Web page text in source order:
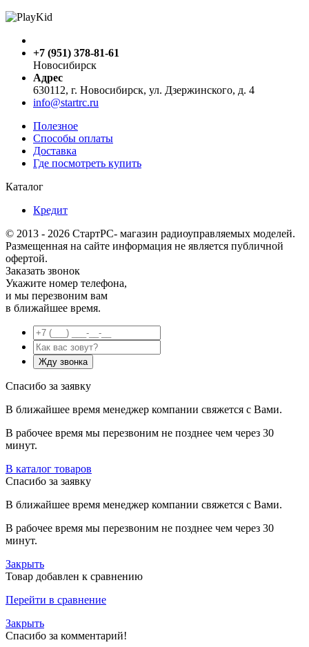
+7 (951) 378-81-61
Новосибирск
Адрес
630112, г. Новосибирск, ул. Дзержинского, д. 4
info@startrc.ru
Полезное
Способы оплаты
Доставка
Где посмотреть купить
Каталог
Кредит
© 2013 - 2026 СтартРС- магазин радиоуправляемых моделей.
Размещенная на сайте информация не является публичной
офертой.
Заказать звонок
Укажите номер телефона,
и мы перезвоним вам
в ближайшее время.
Спасибо за заявку
В ближайшее время менеджер компании свяжется с Вами.
В рабочее время мы перезвоним не позднее чем через 30
минут.
В каталог товаров
Спасибо за заявку
В ближайшее время менеджер компании свяжется с Вами.
В рабочее время мы перезвоним не позднее чем через 30
минут.
Закрыть
Товар добавлен к сравнению
Перейти в сравнение
Закрыть
Спасибо за комментарий!